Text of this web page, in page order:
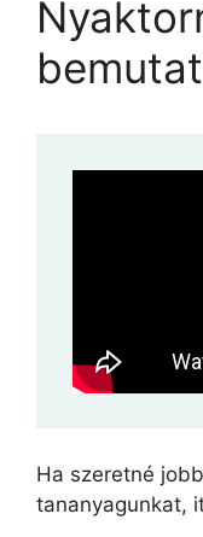
Ha szeretné
tananyagunkat,